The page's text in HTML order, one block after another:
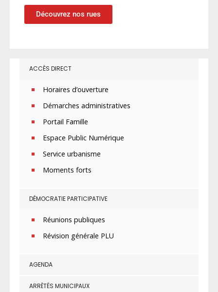
Découvrez nos rues
ACCÈS DIRECT
Horaires d’ouverture
Démarches administratives
Portail Famille
Espace Public Numérique
Service urbanisme
Moments forts
DÉMOCRATIE PARTICIPATIVE
Réunions publiques
Révision générale PLU
AGENDA
ARRÊTÉS MUNICIPAUX